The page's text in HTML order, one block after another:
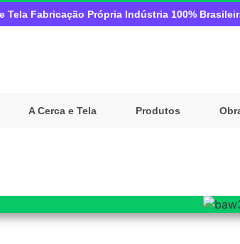
Tela Fabricação Própria Indústria 100%
A Cerca e Tela Produtos